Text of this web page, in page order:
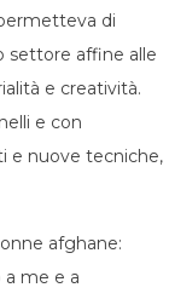
di
settore affine alle
e creatività.
e con
e nuove tecniche,
afghane:
me e a